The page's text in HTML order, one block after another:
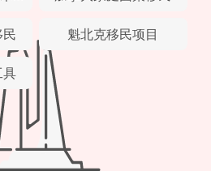
魁北克移民项目
具